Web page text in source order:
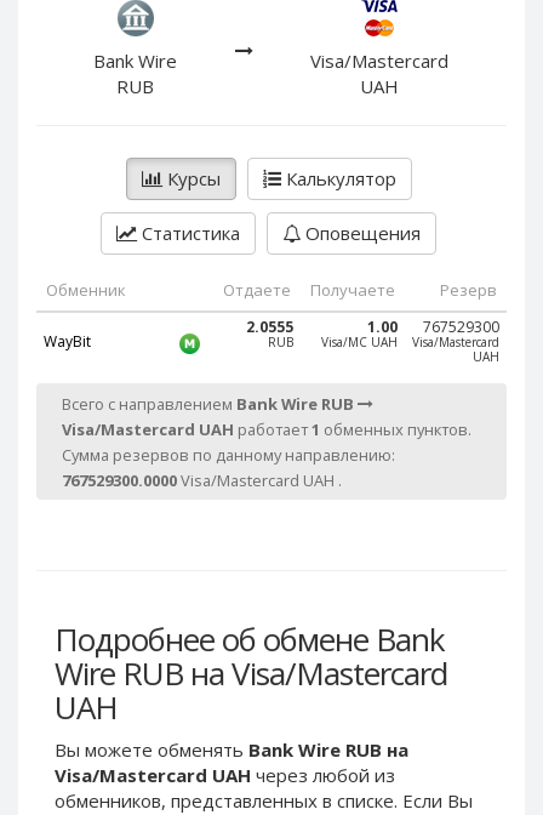
Bank Wire
RUB
Visa/Mastercard
UAH
Курсы Калькулятор
Статистика Оповещения
Обменник Отдаете Получаете Резерв
WayBit
2.0555
RUB
1.00
Visa/MC UAH
767529300
Visa/Mastercard
UAH
Всего с направлением Bank Wire RUB
Visa/Mastercard UAH работает1 обменных пунктов.
Сумма резервов по данному направлению:
767529300.0000Visa/Mastercard UAH .
Подробнее об обмене Bank
Wire RUB на Visa/Mastercard
UAH
Вы можете обменять Bank Wire RUB на
Visa/Mastercard UAH через любой из
обменников, представленных в списке. Если Вы
PayPal DKK
PayPal HKD
PayPal JPY
PayPal NOK
PayPal PLN
PayPal SGD
PayPal CHF
PayPal MYR
Webmoney WMR
Webmoney WME
Webmoney WMU
Webmoney WMB
Skril USD
Skril EUR
Skril PLN
Skril GBP
PayPal DKK
PayPal HKD
PayPal JPY
PayPal NOK
PayPal PLN
PayPal SGD
PayPal CHF
PayPal MYR
Webmoney WMR
Webmoney WME
Webmoney WMU
Webmoney WMB
Skril USD
Skril PLN
Skril GBP